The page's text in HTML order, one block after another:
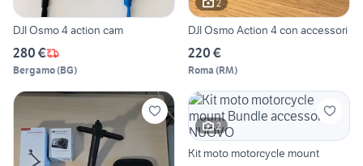
DJI Osmo 4 action cam
280 €
Bergamo(BG)
2
DJI Osmo Action 4 con accessori
220 €
Roma (RM)
2
Kit moto motorcycle mount